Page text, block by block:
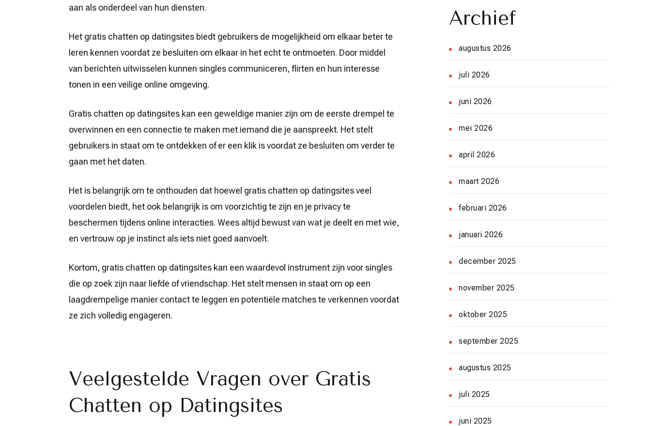
Voordelen
Datingsite
aan als onderdeel van hun diensten.
Het gratis chatten op datingsites biedt gebruikers de mogelijkheid om elkaar beter te
leren kennen voordat ze besluiten om elkaar in het echt te ontmoeten. Door middel
van berichten uitwisselen kunnen singles communiceren, flirten en hun interesse
tonen in een veilige online omgeving.
Gratis chatten op datingsites kan een geweldige manier zijn om de eerste drempel te
overwinnen en een connectie te maken met iemand die je aanspreekt. Het stelt
gebruikers in staat om te ontdekken of er een klik is voordat ze besluiten om verder te
gaan met het daten.
Het is belangrijk om te onthouden dat hoewel gratis chatten op datingsites veel
voordelen biedt, het ook belangrijk is om voorzichtig te zijn en je privacy te
beschermen tijdens online interacties. Wees altijd bewust van wat je deelt en met wie,
en vertrouw op je instinct als iets niet goed aanvoelt.
Kortom, gratis chatten op datingsites kan een waardevol instrument zijn voor singles
die op zoek zijn naar liefde of vriendschap. Het stelt mensen in staat om op een
laagdrempelige manier contact te leggen en potentiële matches te verkennen voordat
ze zich volledig engageren.
Veelgestelde Vragen over Gratis
Chatten op Datingsites
Archief
augustus 2026
juli 2026
juni 2026
mei 2026
april 2026
maart 2026
februari 2026
januari 2026
december 2025
november 2025
oktober 2025
september 2025
augustus 2025
juli 2025
juni 2025